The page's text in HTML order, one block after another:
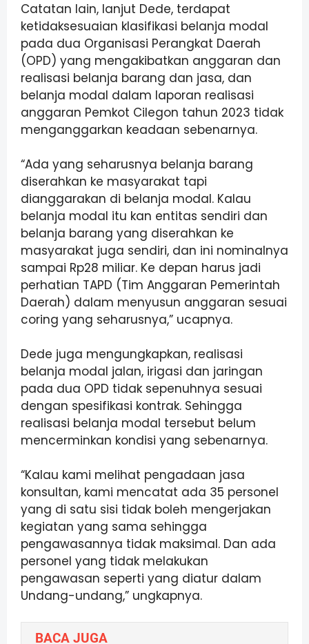
Catatan lain, lanjut Dede, terdapat
ketidaksesuaian klasifikasi belanja modal
pada dua Organisasi Perangkat Daerah
(OPD) yang mengakibatkan anggaran dan
realisasi belanja barang dan jasa, dan
belanja modal dalam laporan realisasi
anggaran Pemkot Cilegon tahun 2023 tidak
menganggarkan keadaan sebenarnya.
“Ada yang seharusnya belanja barang
diserahkan ke masyarakat tapi
dianggarakan di belanja modal. Kalau
belanja modal itu kan entitas sendiri dan
belanja barang yang diserahkan ke
masyarakat juga sendiri, dan ini nominalnya
sampai Rp28 miliar. Ke depan harus jadi
perhatian TAPD (Tim Anggaran Pemerintah
Daerah) dalam menyusun anggaran sesuai
coring yang seharusnya,” ucapnya.
Dede juga mengungkapkan, realisasi
belanja modal jalan, irigasi dan jaringan
pada dua OPD tidak sepenuhnya sesuai
dengan spesifikasi kontrak. Sehingga
realisasi belanja modal tersebut belum
mencerminkan kondisi yang sebenarnya.
“Kalau kami melihat pengadaan jasa
konsultan, kami mencatat ada 35 personel
yang di satu sisi tidak boleh mengerjakan
kegiatan yang sama sehingga
pengawasannya tidak maksimal. Dan ada
personel yang tidak melakukan
pengawasan seperti yang diatur dalam
Undang-undang,” ungkapnya.
BACA JUGA